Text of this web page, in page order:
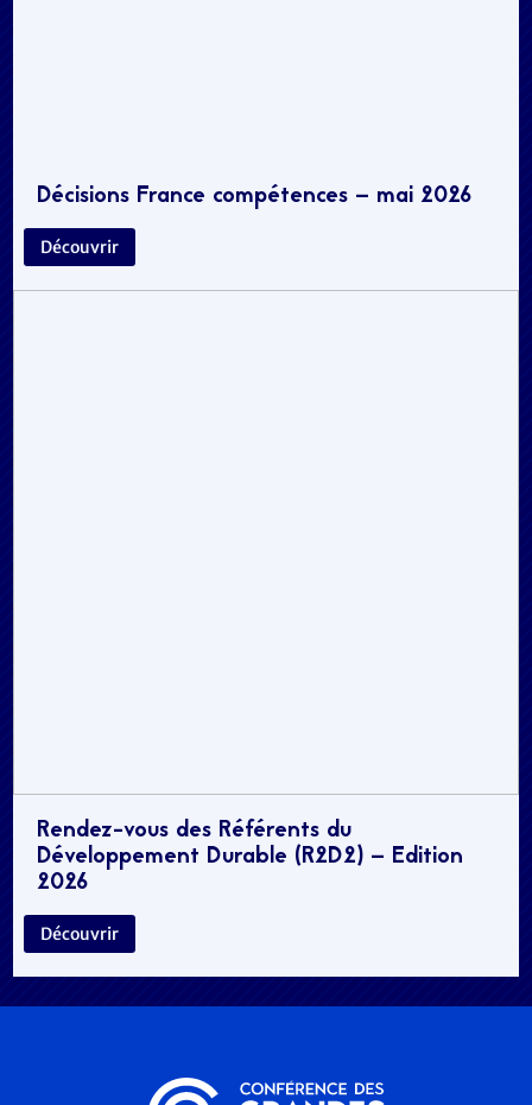
Décisions France compétences – mai 2026
Découvrir
Rendez-vous des Référents du
Développement Durable (R2D2) – Edition
2026
Découvrir